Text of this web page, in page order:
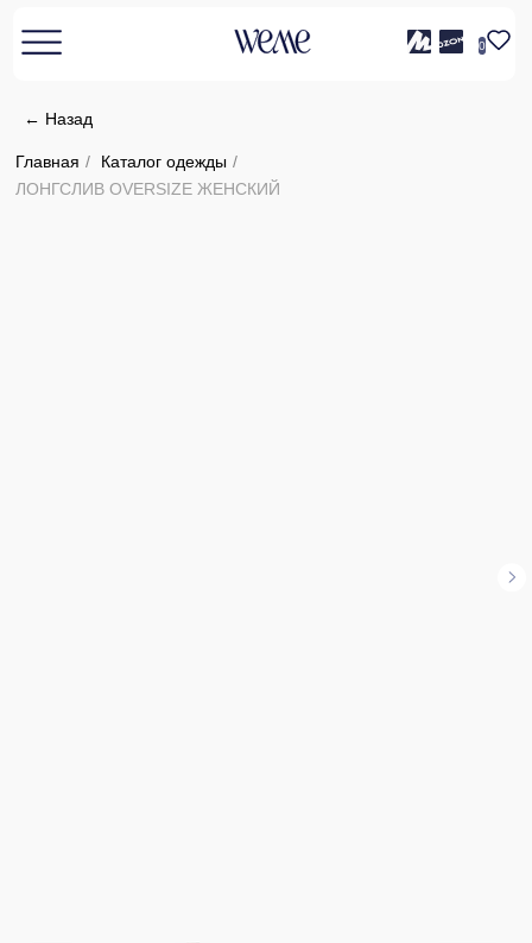
0
← Назад
Главная / Каталог одежды /
ЛОНГСЛИВ OVERSIZE ЖЕНСКИЙ